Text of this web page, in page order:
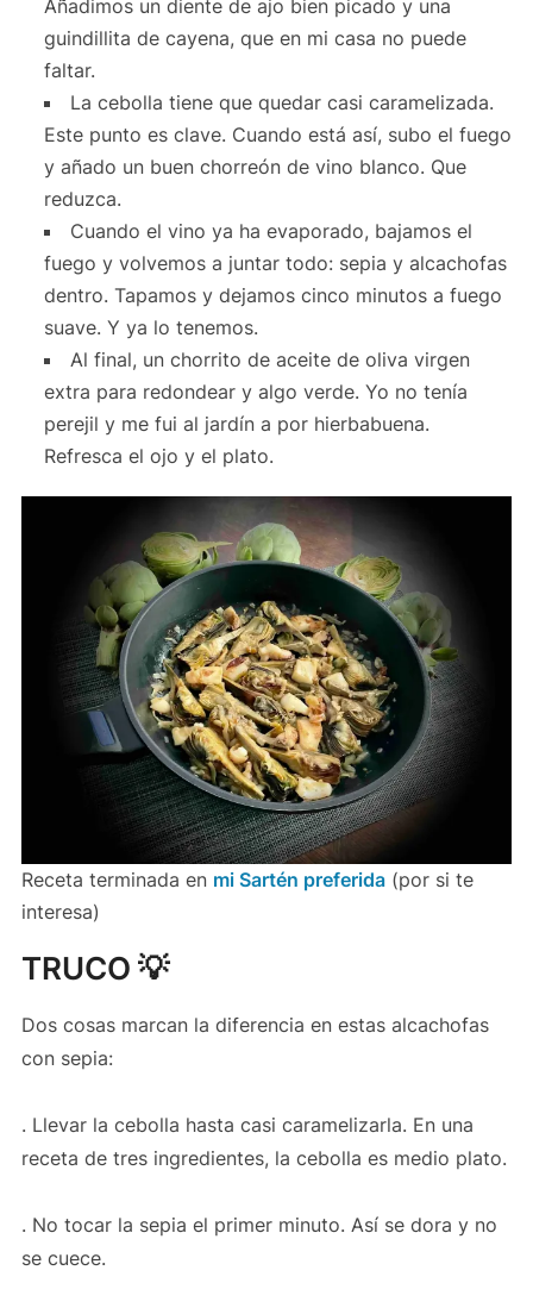
Añadimos un diente de ajo bien picado y una
guindillita de cayena, que en mi casa no puede
faltar.
La cebolla tiene que quedar casi caramelizada.
Este punto es clave. Cuando está así, subo el fuego
y añado un buen chorreón de vino blanco. Que
reduzca.
Cuando el vino ya ha evaporado, bajamos el
fuego y volvemos a juntar todo: sepia y alcachofas
dentro. Tapamos y dejamos cinco minutos a fuego
suave. Y ya lo tenemos.
Al final, un chorrito de aceite de oliva virgen
extra para redondear y algo verde. Yo no tenía
perejil y me fui al jardín a por hierbabuena.
Refresca el ojo y el plato.
Receta terminada en mi Sartén preferida(por si te
interesa)
TRUCO 💡
Dos cosas marcan la diferencia en estas alcachofas
con sepia:
. Llevar la cebolla hasta casi caramelizarla. En una
receta de tres ingredientes, la cebolla es medio plato.
. No tocar la sepia el primer minuto. Así se dora y no
se cuece.